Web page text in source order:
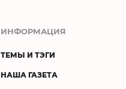
ИНФОРМАЦИЯ
ТЕМЫ И ТЭГИ
НАША ГАЗЕТА